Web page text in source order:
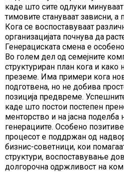
каде што сите одлуки
тимовите стануваат зависни, а
Кога се воспоставуваат
организацијата почнува да
Генерациската смена е
Во голем дел од семејните
структуриран план кога и како
преземе. Има примери кога
подготвена, но не добива
позиција предвреме.
каде што постои постепен
менторство и на јасна поделба
генерациите. Особено
процесот е поддржан од
бизнис-советници, кои
структури, воспоставување
долгорочна одржливост на